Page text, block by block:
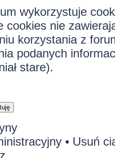
wykorzystuje
cookies nie
korzystania z
podanych
stare).
• Usuń